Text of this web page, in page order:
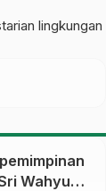
lingkungan
Wahyu